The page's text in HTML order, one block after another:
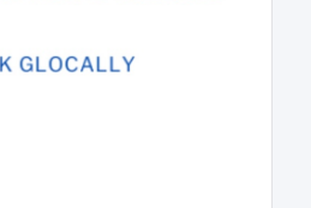
ci faremo trovare pronti"